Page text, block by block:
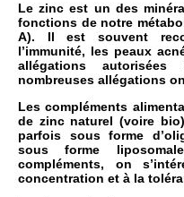
Le zinc est un des
fonctions de notre
A). Il est souvent
l’immunité, les peaux
allégations
nombreuses allégations
Les compléments
de zinc naturel (voire
parfois sous forme
sous forme
compléments, on
concentration et à la